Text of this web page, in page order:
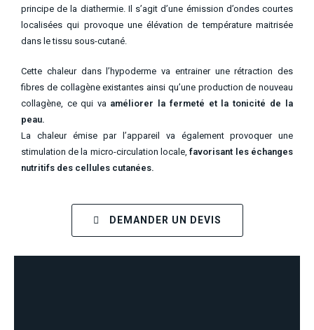
principe de la diathermie. Il s’agit d’une émission d’ondes courtes
localisées qui provoque une élévation de température maitrisée
dans le tissu sous-cutané.
Cette chaleur dans l’hypoderme va entrainer une rétraction des
fibres de collagène existantes ainsi qu’une production de nouveau
collagène, ce qui va améliorer la fermeté et la tonicité de la
peau.
La chaleur émise par l’appareil va également provoquer une
stimulation de la micro-circulation locale, favorisant les échanges
nutritifs des cellules cutanées.
DEMANDER UN DEVIS